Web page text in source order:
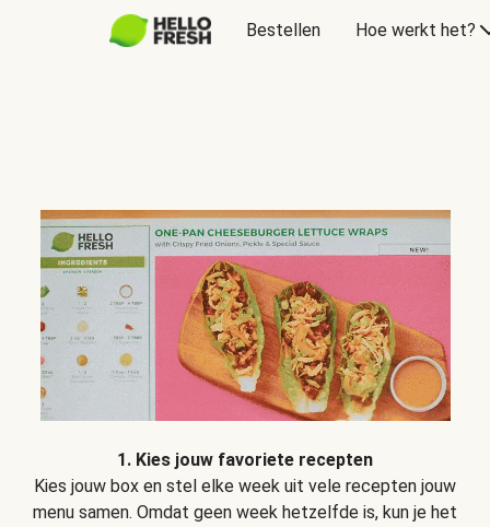
Bestellen Hoe werkt het?
1. Kies jouw favoriete recepten
Kies jouw box en stel elke week uit vele recepten jouw
menu samen. Omdat geen week hetzelfde is, kun je het